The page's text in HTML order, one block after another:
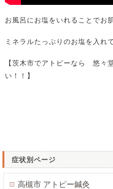
お風呂にお塩をいれることでお
ミネラルたっぷりのお塩を入れ
【茨木市でアトピーなら 悠々
い！！】
症状別ページ
高槻市 アトピー鍼灸